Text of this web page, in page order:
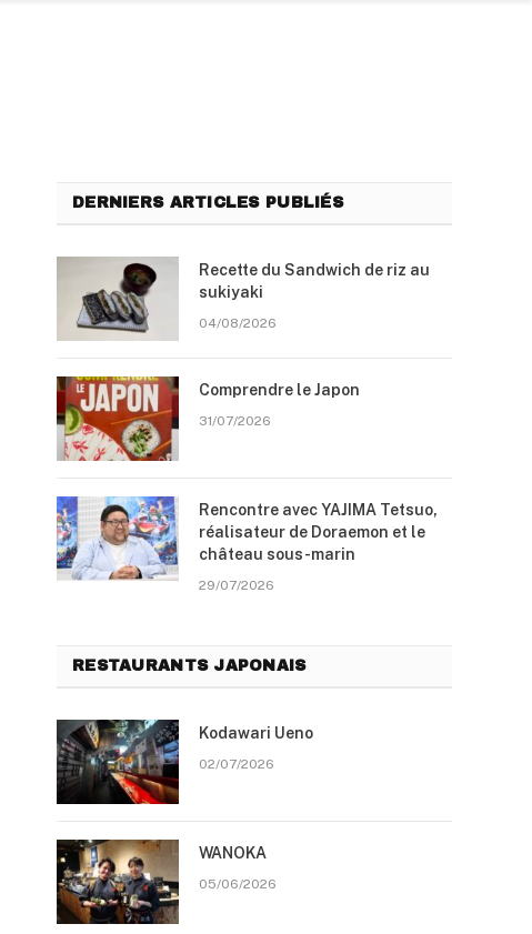
DERNIERS ARTICLES PUBLIÉS
Recette du Sandwich de riz au
sukiyaki
04/08/2026
Comprendre le Japon
31/07/2026
Rencontre avec YAJIMA Tetsuo,
réalisateur de Doraemon et le
château sous-marin
29/07/2026
RESTAURANTS JAPONAIS
Kodawari Ueno
02/07/2026
WANOKA
05/06/2026